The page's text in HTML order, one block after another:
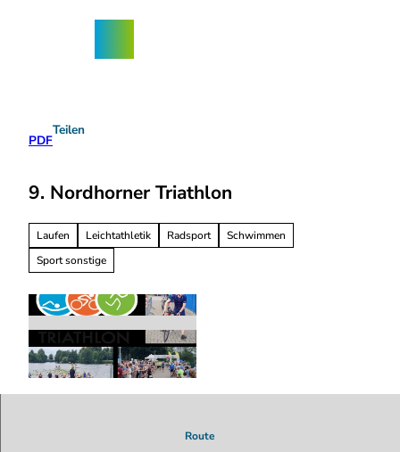
PDF
Teilen
9. Nordhorner Triathlon
Laufen Leichtathletik Radsport
Schwimmen
Sport sonstige
Route